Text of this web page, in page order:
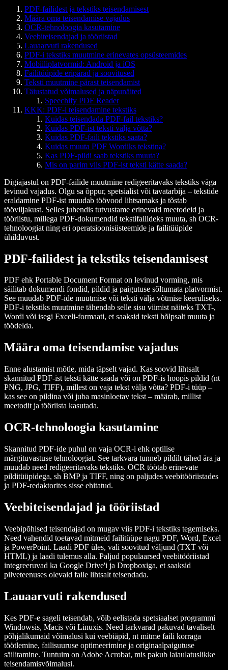
PDF-failidest ja tekstiks teisendamisest
Määra oma teisendamise vajadus
OCR-tehnoloogia kasutamine
Veebiteisendajad ja tööriistad
Lauaarvuti rakendused
PDF-i tekstiks muutmine erinevates opsüsteemides
Mobiiliplatvormid: Android ja iOS
Failitüüpide eripärad ja soovitused
Teksti muutmine pärast teisendamist
Täiustatud võimalused ja näpunäited
Speechify PDF Reader
KKK: PDF-i teisendamine tekstiks
Kuidas teisendada PDF-fail tekstiks?
Kuidas PDF-ist teksti välja võtta?
Kuidas PDF-faili tekstiks saata?
Kuidas muuta PDF Wordiks tekstina?
Kas PDF-pildi saab tekstiks muuta?
Mis on parim viis PDF-ist teksti kätte saada?
Digiajastul on PDF-failide muutmine redigeeritavaks tekstiks väga
levinud vajadus. Olgu sa õppur, spetsialist või tavatarbija – tekstide
eraldamine PDF-ist muudab töövood lihtsamaks ja tõstab
tööviljakust. Selles juhendis tutvustame erinevaid meetodeid ja
tööriistu, millega PDF-dokumendid tekstifailideks muuta, sh OCR-
tehnoloogiat ning eri operatsioonisüsteemide ja failitüüpide
ühilduvust.
PDF-failidest ja tekstiks teisendamisest
PDF ehk Portable Document Format on levinud vorming, mis
säilitab dokumendi fondid, pildid ja paigutuse sõltumata platvormist.
See muudab PDF-ide muutmise või teksti välja võtmise keeruliseks.
PDF-i tekstiks muutmine tähendab selle sisu viimist näiteks TXT-,
Wordi või isegi Exceli-formaati, et saaksid teksti hõlpsalt muuta ja
töödelda.
Määra oma teisendamise vajadus
Enne alustamist mõtle, mida täpselt vajad. Kas soovid lihtsalt
skannitud PDF-ist teksti kätte saada või on PDF-is hoopis pildid (nt
PNG, JPG, TIFF), millest on vaja tekst välja võtta? PDF-i tüüp –
kas see on pildina või juba masinloetav tekst – määrab, millist
meetodit ja tööriista kasutada.
OCR-tehnoloogia kasutamine
Skannitud PDF-ide puhul on vaja OCR-i ehk optilise
märgituvastuse tehnoloogiat. See tarkvara tunneb pildilt tähed ära ja
muudab need redigeeritavaks tekstiks. OCR töötab erinevate
pilditüüpidega, sh BMP ja TIFF, ning on paljudes veebitööriistades
ja PDF-redaktorites sisse ehitatud.
Veebiteisendajad ja tööriistad
Veebipõhised teisendajad on mugav viis PDF-i tekstiks tegemiseks.
Need vahendid toetavad mitmeid failitüüpe nagu PDF, Word, Excel
ja PowerPoint. Laadi PDF üles, vali soovitud väljund (TXT või
HTML) ja laadi tulemus alla. Paljud populaarsed veebitööriistad
integreeruvad ka Google Drive'i ja Dropboxiga, et saaksid
pilveteenuses olevaid faile lihtsalt teisendada.
Lauaarvuti rakendused
Kes PDF-e sageli teisendab, võib eelistada spetsiaalset programmi
Windowsis, Macis või Linuxis. Need tarkvarad pakuvad tavaliselt
põhjalikumaid võimalusi kui veebiäpid, nt mitme faili korraga
töötlemine, failisuuruse optimeerimine ja originaalpaigutuse
säilitamine. Tuntuim on Adobe Acrobat, mis pakub laiaulatuslikke
teisendamisvõimalusi.